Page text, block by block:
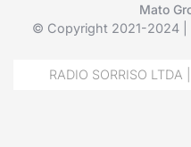
Mato
© Copyright 2021-2024 |
RADIO SORRISO